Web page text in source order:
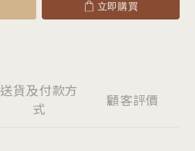
立即購買
送貨及付款方
式
顧客評價